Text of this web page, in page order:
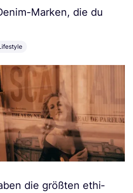
Mar­ken, die du
die größ­ten ethi­